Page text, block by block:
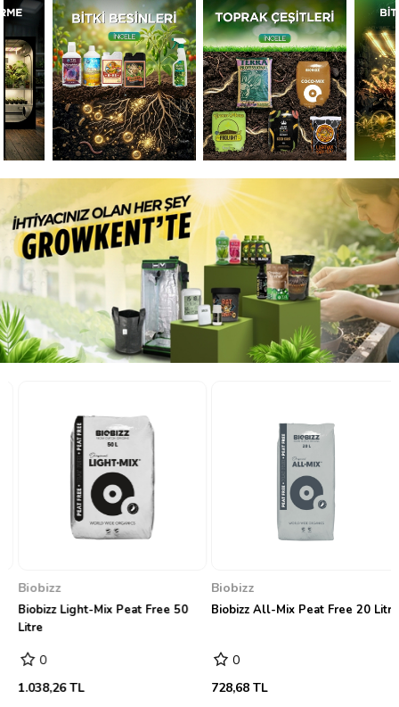
Biobizz
Biobizz Light-Mix Peat Free 50
Litre
0
1.038,26 TL
Biobizz
Biobizz All-Mix Peat Free 20 Litre
0
728,68 TL